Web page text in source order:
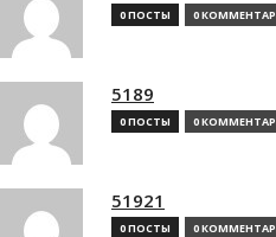
0 ПОСТЫ 0
5189
0 ПОСТЫ 0
51921
0 ПОСТЫ 0